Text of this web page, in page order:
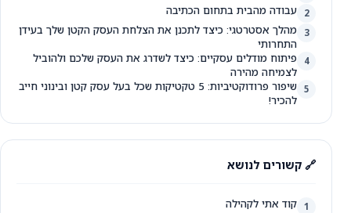
2 עבודה מהבית בתחום הכתיבה
3
מהלך אסטרטגי: כיצד לתכנן את הצלחת העסק הקטן שלך בעידן
התחרותי
4
פיתוח מודלים עסקיים: כיצד לשדרג את העסק שלכם ולהוביל
לצמיחה מהירה
5
שיפור פרודוקטיביות: 5 טקטיקות שכל בעל עסק קטן ובינוני חייב
להכיר!
🔗 קשורים לנושא
1 קוד אתי לקהילה